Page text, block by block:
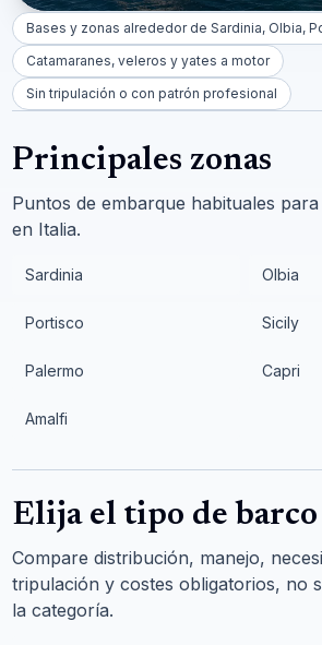
Bases y zonas alrededor de Sardinia, Olbia,
Catamaranes, veleros y yates a motor
Sin tripulación o con patrón profesional
Principales zonas
Puntos de embarque habituales
en Italia.
Sardinia Olbia
Portisco Sicily
Palermo Capri
Amalfi
Elija el tipo de barco
Compare distribución, manejo,
tripulación y costes obligatorios, no
la categoría.